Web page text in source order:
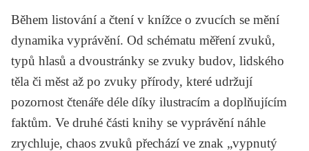
Během listování a čtení v knížce o zvucích se mění
dynamika vyprávění. Od schématu měření zvuků,
typů hlasů a dvoustránky se zvuky budov, lidského
těla či měst až po zvuky přírody, které udržují
pozornost čtenáře déle díky ilustracím a doplňujícím
faktům. Ve druhé části knihy se vyprávění náhle
zrychluje, chaos zvuků přechází ve znak „vypnutý